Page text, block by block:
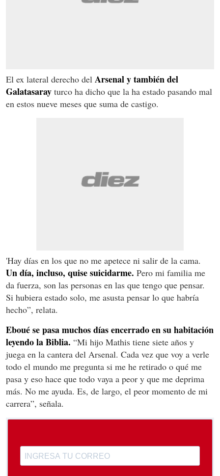
El ex lateral derecho del Arsenal y también del
Galatasaray turco ha dicho que la ha estado pasando mal
en estos nueve meses que suma de castigo.
'Hay días en los que no me apetece ni salir de la cama.
Un día, incluso, quise suicidarme. Pero mi familia me
da fuerza, son las personas en las que tengo que pensar.
Si hubiera estado solo, me asusta pensar lo que habría
hecho”, relata.
Eboué se pasa muchos días encerrado en su habitación
leyendo la Biblia. “Mi hijo Mathis tiene siete años y
juega en la cantera del Arsenal. Cada vez que voy a verle
todo el mundo me pregunta si me he retirado o qué me
pasa y eso hace que todo vaya a peor y que me deprima
más. No me ayuda. Es, de largo, el peor momento de mi
carrera”, señala.